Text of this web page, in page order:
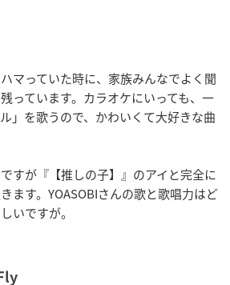
マっていた時に、家族みんなでよく聞
っています。カラオケにいっても、一
」を歌うので、かわいくて大好きな曲
すが『【推しの子】』のアイと完全に
ます。YOASOBIさんの歌と歌唱力はど
いですが。